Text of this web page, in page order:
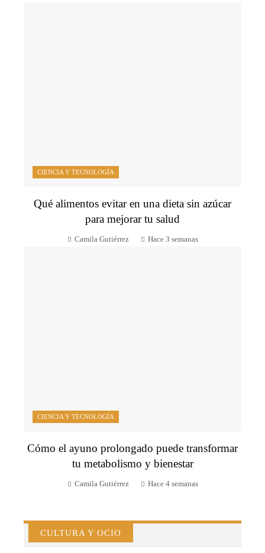
CIENCIA Y TECNOLOGÍA
Qué alimentos evitar en una dieta sin azúcar
para mejorar tu salud
Camila Gutiérrez Hace 3 semanas
CIENCIA Y TECNOLOGÍA
Cómo el ayuno prolongado puede transformar
tu metabolismo y bienestar
Camila Gutiérrez Hace 4 semanas
CULTURA Y OCIO